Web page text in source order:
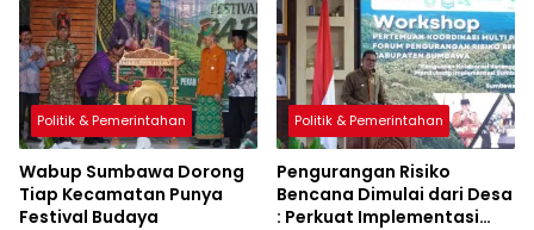
Politik & Pemerintahan
Wabup Sumbawa Dorong
Tiap Kecamatan Punya
Festival Budaya
Politik & Pemerintahan
Pengurangan Risiko
Bencana Dimulai dari Desa
: Perkuat Implementasi